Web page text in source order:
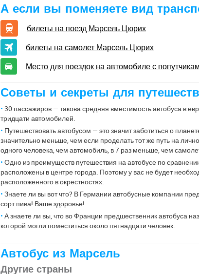
А если вы поменяете вид
билеты на поезд Марсель Цюрих
билеты на самолет Марсель Цюрих
Место для поездок на автомобиле с
Советы и секреты для
30 пассажиров — такова средняя вместимость автобуса в
тридцати автомобилей.
Путешествовать автобусом — это значит заботиться о
значительно меньше, чем если проделать тот же путь на
одного человека, чем автомобиль, в 7 раз меньше, чем
Одно из преимуществ путешествия на автобусе по
расположены в центре города. Поэтому у вас не будет
расположенного в окрестностях.
Знаете ли вы вот что? В Германии автобусные компании
сорт пива! Ваше здоровье!
А знаете ли вы, что во Франции предшественник автобуса
которой могли поместиться около пятнадцати человек.
Автобус из Марсель
Другие страны